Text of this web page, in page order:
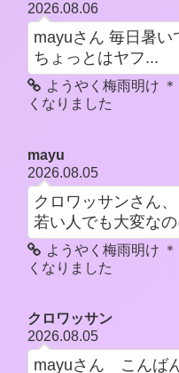
2026.08.06
mayuさん 毎日暑
ちょっとはヤフ...
ようやく梅雨明け
くなりました
mayu
2026.08.05
クロワッサンさん
若い人でも大変な
ようやく梅雨明け
くなりました
クロワッサン
2026.08.05
mayuさん こんば